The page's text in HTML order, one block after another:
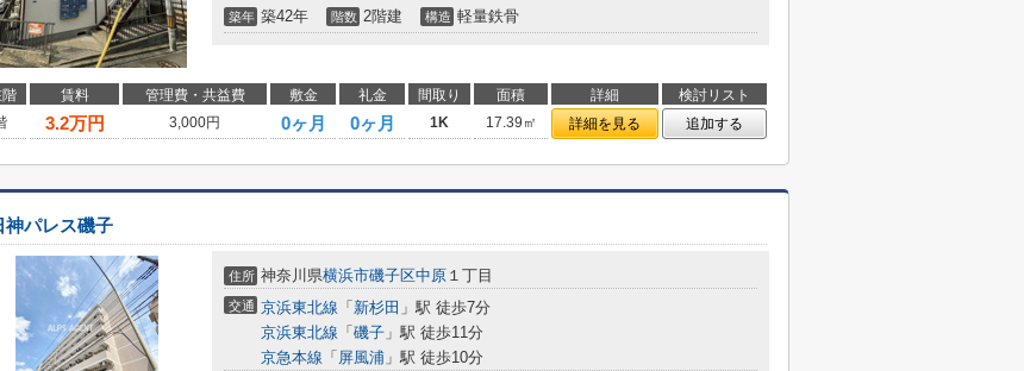
築年 築42年 階数 2階建 構造 軽量鉄骨
階 賃料 管理費・共益費 敷金 礼金 間取り 面積 詳細
検討リスト
3.2万円 3,000円 0ヶ月 0ヶ月 1K 17.39㎡ 詳細を見る 追加する
神パレス磯子
住所 神奈川県横浜市磯子区中原 １丁目
交通 京浜東北線 「 新杉田 」駅 徒歩7分
京浜東北線 「 磯子 」駅 徒歩11分
京急本線 「 屏風浦 」駅 徒歩10分